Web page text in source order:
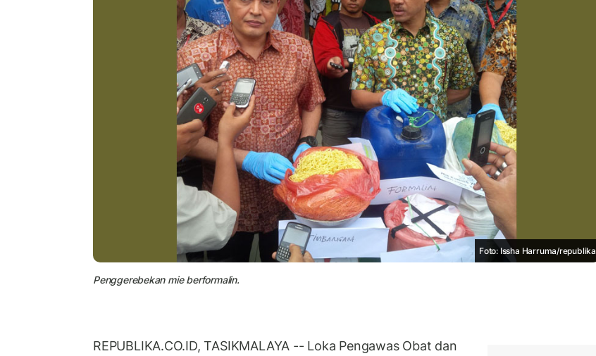
Foto: Issha Harruma/republika
Penggerebekan mie berformalin.
REPUBLIKA.CO.ID, TASIKMALAYA -- Loka Pengawas Obat dan